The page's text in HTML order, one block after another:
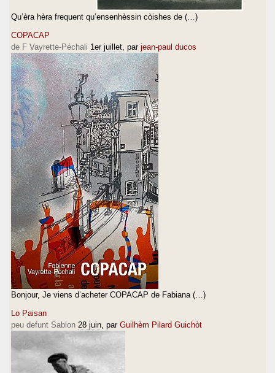
Qu’èra hèra frequent qu’ensenhèssin còishes de (…)
COPACAP
de F Vayrette-Péchali 1er juillet , par jean-paul ducos
Bonjour, Je viens d’acheter COPACAP de Fabiana (…)
Lo Paisan
peu defunt Sablon 28 juin , par Guilhèm Pilard Guichòt